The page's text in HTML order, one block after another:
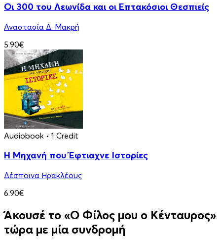
Οι 300 του Λεωνίδα και οι Eπτακόσιοι Θεσπιείς
Αναστασία Δ. Μακρή
5.90€
Audiobook • 1 Credit
Η Μηχανή που Έφτιαχνε Ιστορίες
Δέσποινα Ηρακλέους
6.90€
Άκουσέ το «Ο Φίλος μου ο Κένταυρος»
τώρα με μία συνδρομή